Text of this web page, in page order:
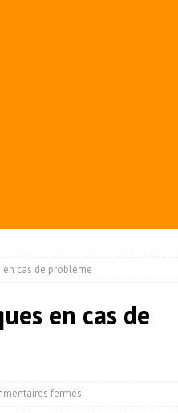
en cas de problème
en cas de
fermés